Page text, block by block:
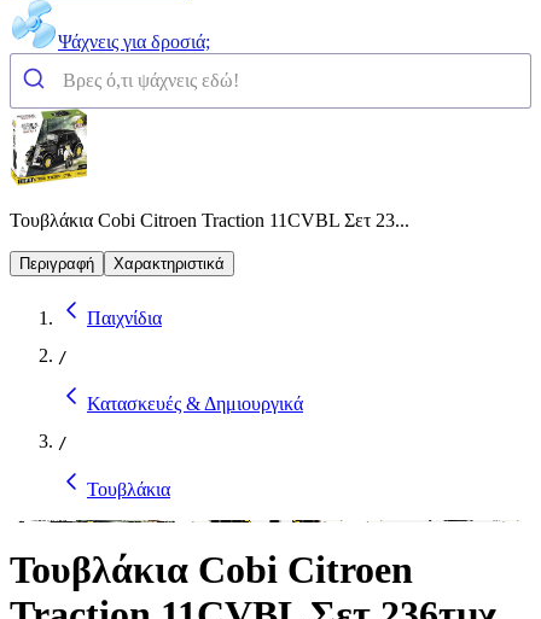
Ψάχνεις για δροσιά;
Τουβλάκια Cobi Citroen Traction 11CVBL Σετ 23...
Περιγραφή Χαρακτηριστικά
Παιχνίδια
/
Κατασκευές & Δημιουργικά
/
Τουβλάκια
Τουβλάκια Cobi Citroen